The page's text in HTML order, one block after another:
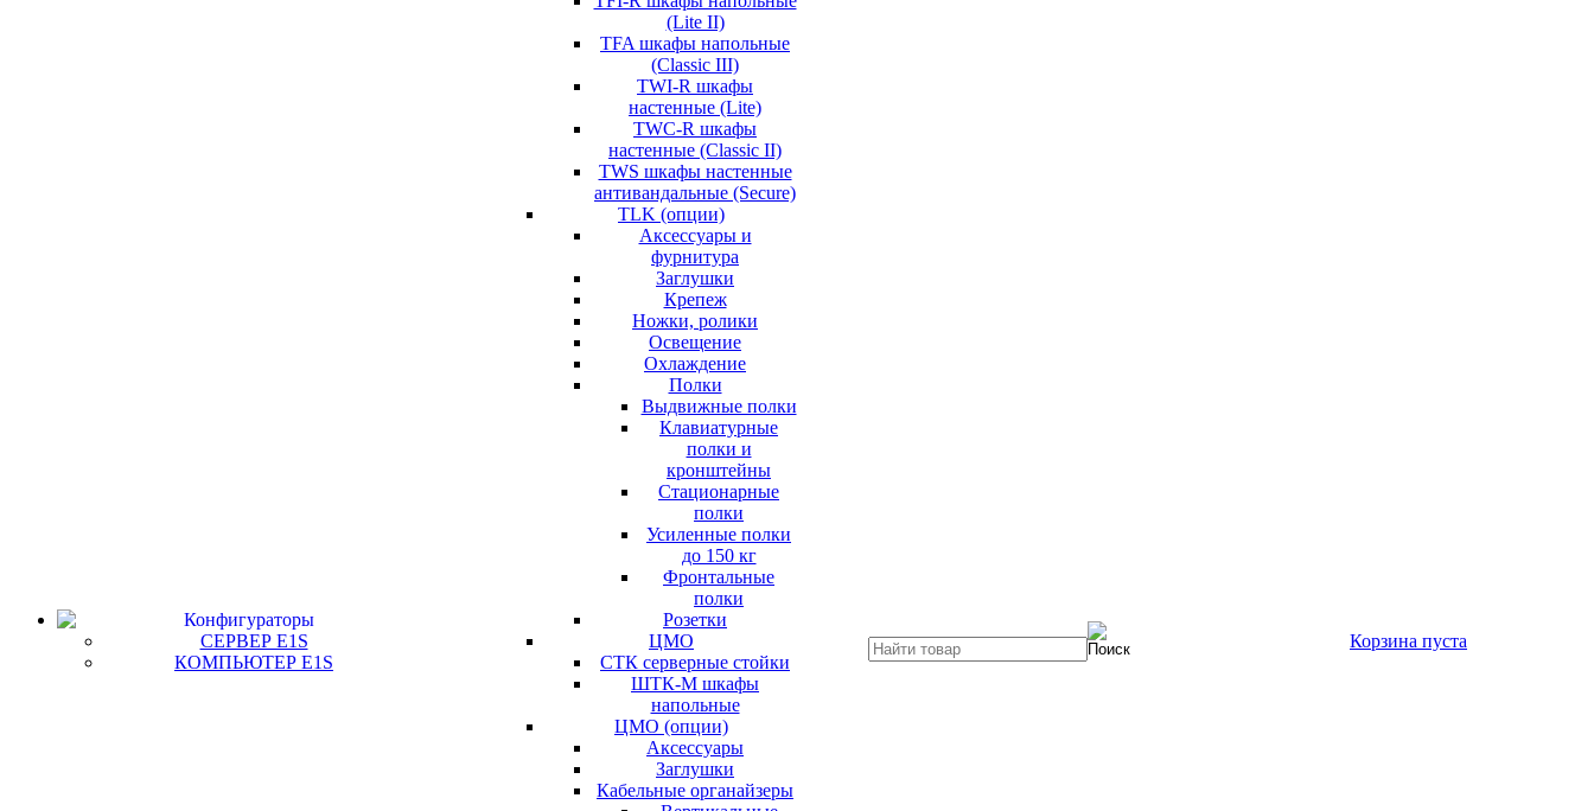
Конфигураторы
СЕРВЕР E1S
КОМПЬЮТЕР E1S
(Lite II)
TFA шкафы напольные
(Classic III)
TWI-R шкафы
настенные (Lite)
TWC-R шкафы
настенные (Classic II)
TWS шкафы настенные
антивандальные (Secure)
TLK (опции)
Аксессуары и
фурнитура
Заглушки
Крепеж
Ножки, ролики
Освещение
Охлаждение
Полки
Выдвижные полки
Клавиатурные
полки и
кронштейны
Стационарные
полки
Усиленные полки
до 150 кг
Фронтальные
полки
Розетки
ЦМО
СТК серверные стойки
ШТК-М шкафы
напольные
ЦМО (опции)
Аксессуары
Заглушки
Кабельные органайзеры
Корзина пуста